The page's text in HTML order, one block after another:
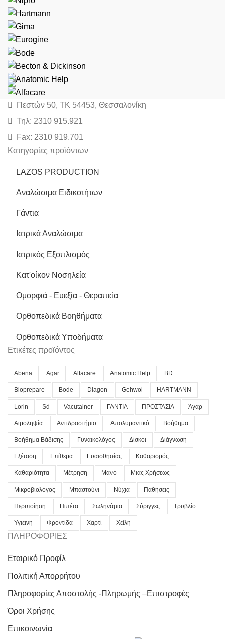
Πεστών 50, ΤΚ 54453, Θεσσαλονίκη
Τηλ: 2310 915.921
Fax: 2310 919.701
Κατηγορίες προϊόντων
LAZOS PRODUCTION
Αναλώσιμα Ειδικοτήτων
Γάντια
Ιατρικά Αναλώσιμα
Ιατρικός Εξοπλισμός
Κατ'οίκον Νοσηλεία
Ομορφιά - Ευεξία - Θεραπεία
Ορθοπεδικά Βοηθήματα
Ορθοπεδικά Υποδήματα
Ετικέτες προϊόντος
Abena Agar Alfacare Anatomic Help BD
Bioprepare Bode Diagon Gehwol HARTMANN
Lorin Sd Vacutainer ΓΑΝΤΙΑ ΠΡΟΣΤΑΣΙΑ Άγαρ
Αιμοληψία Αντιδραστήριο Απολυμαντικό Βοήθημα
Βοήθημα Βάδισης Γυναικολόγος Δίσκοι Διάγνωση
Εξέταση Επίθεμα Ευαισθησίας Καθαρισμός
Καθαριότητα Μέτρηση Μανό Μιας Χρήσεως
Μικροβιολόγος Μπαστούνι Νύχια Παθήσεις
Περιποίηση Πιπέτα Σωληνάρια Σύριγγες Τρυβλίο
Υγιεινή Φροντίδα Χαρτί Χείλη
ΠΛΗΡΟΦΟΡΙΕΣ
Εταιρικό Προφίλ
Πολιτική Απορρήτου
Πληροφορίες Αποστολής -Πληρωμής –Επιστροφές
Όροι Χρήσης
Επικοινωνία